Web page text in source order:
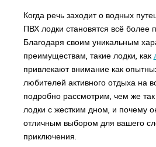
Когда речь заходит о водных
ПВХ лодки становятся всё более
Благодаря своим уникальным
преимуществам, такие лодки, как
привлекают внимание как
любителей активного отдыха на
подробно рассмотрим, чем же
лодки с жестким дном, и почему
отличным выбором для вашего
приключения.